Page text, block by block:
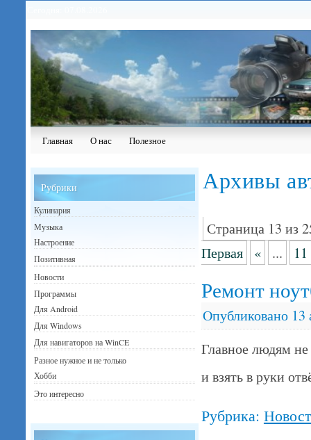
Главная О нас Полезное
Архивы
Страница 13 из
Первая
« ... 11
Ремонт
Опубликовано 13
Главное людям
и взять в руки
Рубрика:
Рубрики
Кулинария
Музыка
Настроение
Позитивная
Новости
Программы
Для Android
Для Windows
Для навигаторов на WinCE
Разное нужное и не только
Хобби
Это интересно